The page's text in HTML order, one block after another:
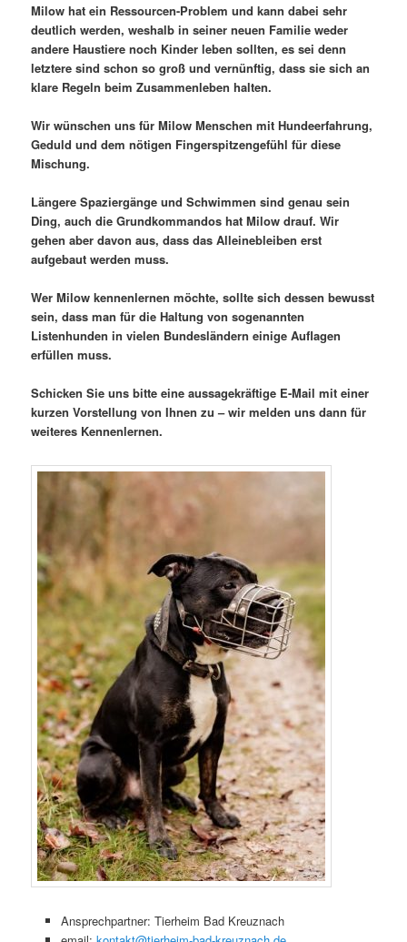
Milow hat ein Ressourcen-Problem und kann dabei sehr
deutlich werden, weshalb in seiner neuen Familie weder
andere Haustiere noch Kinder leben sollten, es sei denn
letztere sind schon so groß und vernünftig, dass sie sich an
klare Regeln beim Zusammenleben halten.
Wir wünschen uns für Milow Menschen mit Hundeerfahrung,
Geduld und dem nötigen Fingerspitzengefühl für diese
Mischung.
Längere Spaziergänge und Schwimmen sind genau sein
Ding, auch die Grundkommandos hat Milow drauf. Wir
gehen aber davon aus, dass das Alleinebleiben erst
aufgebaut werden muss.
Wer Milow kennenlernen möchte, sollte sich dessen bewusst
sein, dass man für die Haltung von sogenannten
Listenhunden in vielen Bundesländern einige Auflagen
erfüllen muss.
Schicken Sie uns bitte eine aussagekräftige E-Mail mit einer
kurzen Vorstellung von Ihnen zu – wir melden uns dann für
weiteres Kennenlernen.
Ansprechpartner: Tierheim Bad Kreuznach